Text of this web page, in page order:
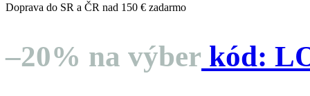
Doprava do SR a ČR nad 150 € zadarmo
–20% na výber kód: